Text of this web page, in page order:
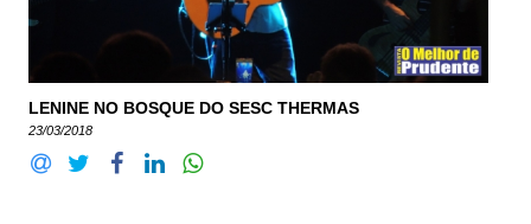
LENINE NO BOSQUE DO SESC THERMAS
23/03/2018